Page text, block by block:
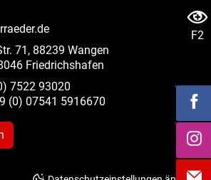
71, 88239 Wangen
Friedrichshafen
7522 93020
(0) 07541 5916670
F2